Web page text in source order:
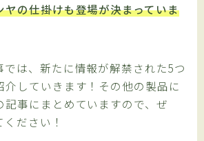
ヤの仕掛けも登場が決まっていま
では、新たに情報が解禁された5つ
介していきます！その他の製品に
記事にまとめていますので、ぜ
ださい！